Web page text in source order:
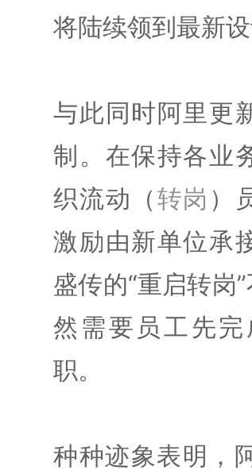
将陆续领到最新设
与此同时阿里更
制。在保持各业
织流动（转岗 ）
激励由新单位承
盛传的“重启转岗
然需要员工先
职。
种种迹象表明，